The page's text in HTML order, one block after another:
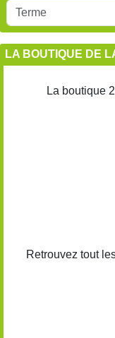
LA BOUTIQUE DE
La boutique
Retrouvez tout